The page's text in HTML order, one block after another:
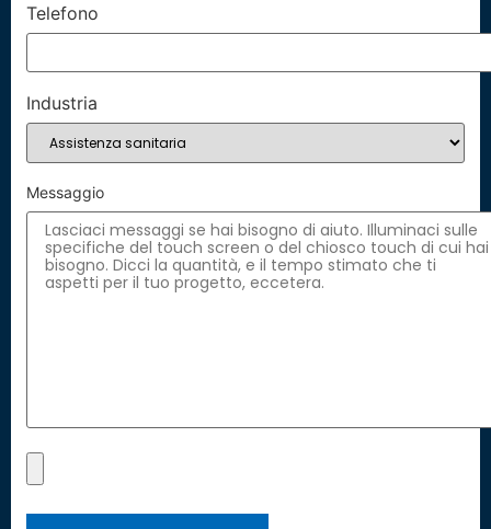
Telefono
Industria
Messaggio